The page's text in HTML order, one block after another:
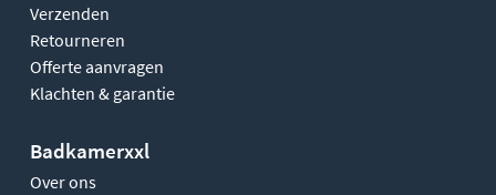
Verzenden
Retourneren
Offerte aanvragen
Klachten & garantie
Badkamerxxl
Over ons